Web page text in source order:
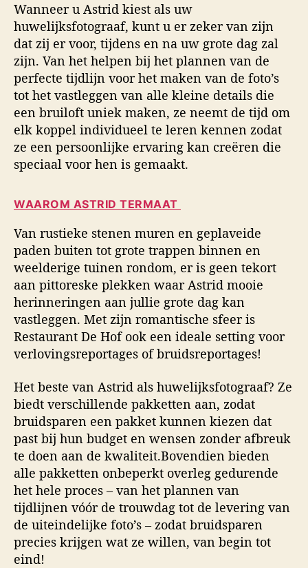
Wanneer u Astrid kiest als uw
huwelijksfotograaf, kunt u er zeker van zijn
dat zij er voor, tijdens en na uw grote dag zal
zijn. Van het helpen bij het plannen van de
perfecte tijdlijn voor het maken van de foto’s
tot het vastleggen van alle kleine details die
een bruiloft uniek maken, ze neemt de tijd om
elk koppel individueel te leren kennen zodat
ze een persoonlijke ervaring kan creëren die
speciaal voor hen is gemaakt.
WAAROM ASTRID TERMAAT
Van rustieke stenen muren en geplaveide
paden buiten tot grote trappen binnen en
weelderige tuinen rondom, er is geen tekort
aan pittoreske plekken waar Astrid mooie
herinneringen aan jullie grote dag kan
vastleggen. Met zijn romantische sfeer is
Restaurant De Hof ook een ideale setting voor
verlovingsreportages of bruidsreportages!
Het beste van Astrid als huwelijksfotograaf? Ze
biedt verschillende pakketten aan, zodat
bruidsparen een pakket kunnen kiezen dat
past bij hun budget en wensen zonder afbreuk
te doen aan de kwaliteit.Bovendien bieden
alle pakketten onbeperkt overleg gedurende
het hele proces – van het plannen van
tijdlijnen vóór de trouwdag tot de levering van
de uiteindelijke foto’s – zodat bruidsparen
precies krijgen wat ze willen, van begin tot
eind!